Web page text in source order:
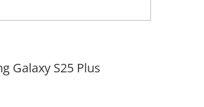
Galaxy S25 Plus